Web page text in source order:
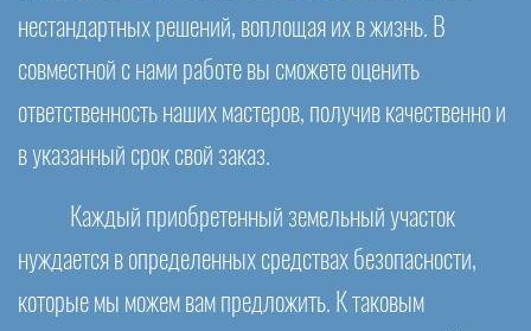
нестандартных решений, воплощая их в жизнь. В
совместной с нами работе вы сможете оценить
ответственность наших мастеров, получив качественно и
в указанный срок свой заказ.
Каждый приобретенный земельный участок
нуждается в определенных средствах безопасности,
которые мы можем вам предложить. К таковым